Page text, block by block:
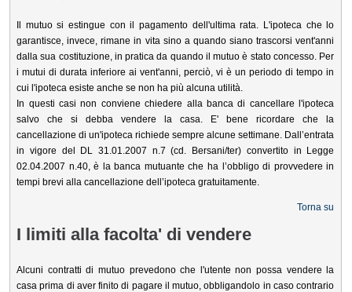
Il mutuo si estingue con il pagamento dell'ultima rata. L'ipoteca che lo
garantisce, invece, rimane in vita sino a quando siano trascorsi vent'anni
dalla sua costituzione, in pratica da quando il mutuo è stato concesso. Per
i mutui di durata inferiore ai vent'anni, perciò, vi è un periodo di tempo in
cui l'ipoteca esiste anche se non ha più alcuna utilità.
In questi casi non conviene chiedere alla banca di cancellare l'ipoteca
salvo che si debba vendere la casa. E' bene ricordare che la
cancellazione di un'ipoteca richiede sempre alcune settimane. Dall’entrata
in vigore del DL 31.01.2007 n.7 (cd. Bersani/ter) convertito in Legge
02.04.2007 n.40, è la banca mutuante che ha l’obbligo di provvedere in
tempi brevi alla cancellazione dell’ipoteca gratuitamente.
Torna su
I limiti alla facolta' di vendere
Alcuni contratti di mutuo prevedono che l'utente non possa vendere la
casa prima di aver finito di pagare il mutuo, obbligandolo in caso contrario